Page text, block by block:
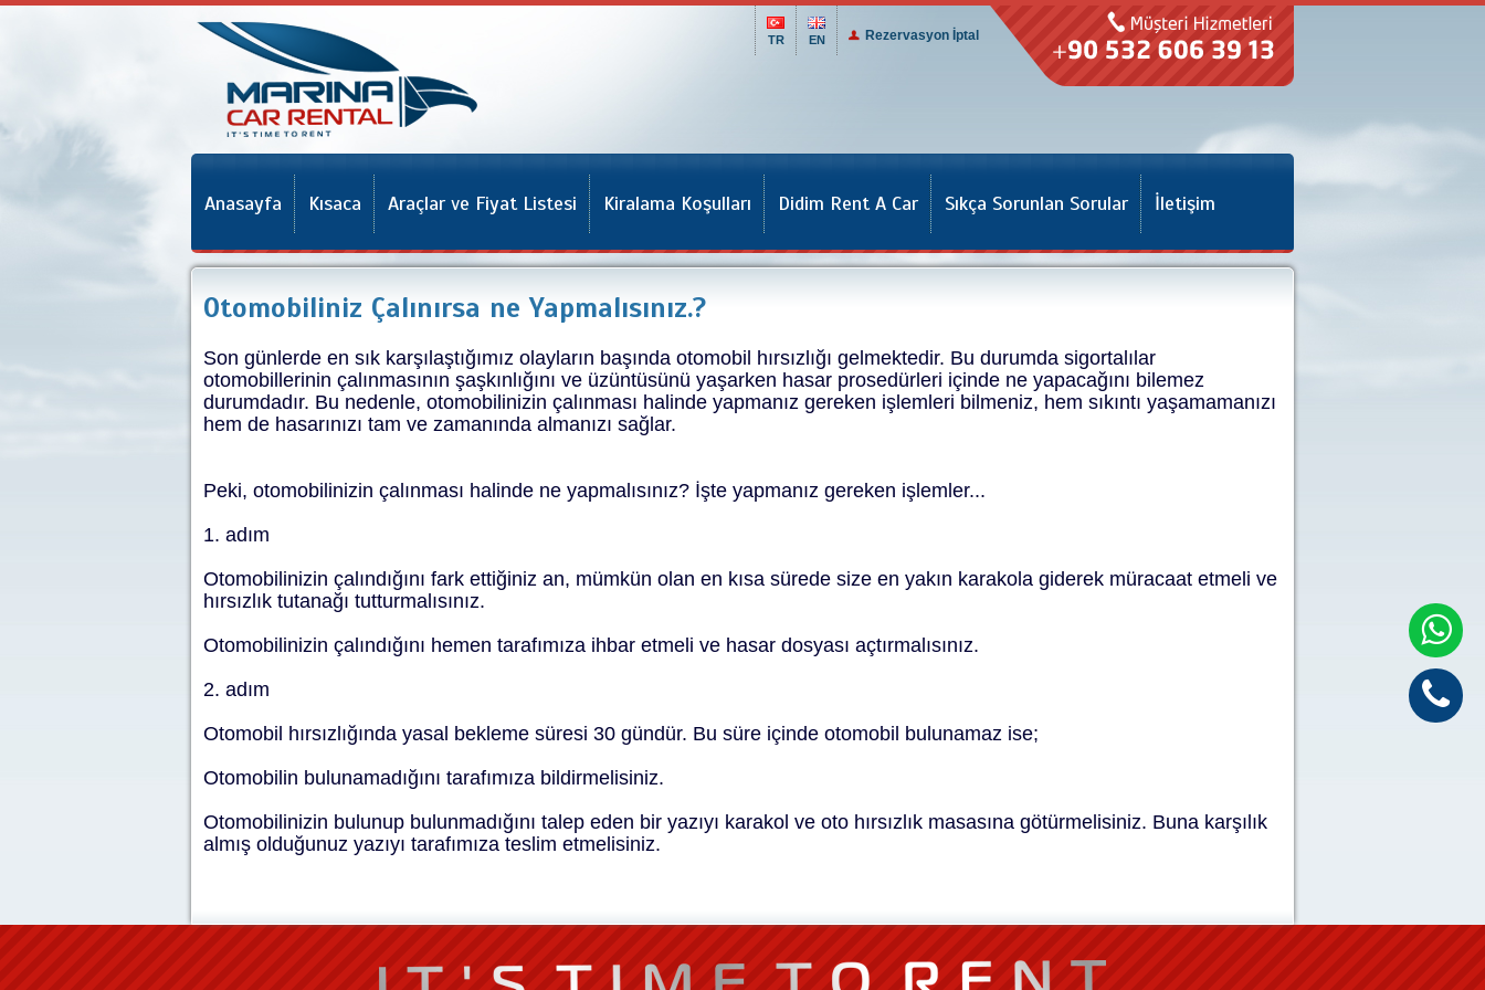
TR EN Rezervasyon İptal
Anasayfa Kısaca Araçlar ve Fiyat Listesi Kiralama Koşulları Didim Rent A Car Sıkça Sorunlan Sorular İletişim
Otomobiliniz Çalınırsa ne Yapmalısınız.?
Son günlerde en sık karşılaştığımız olayların başında otomobil hırsızlığı gelmektedir. Bu durumda sigortalılar
otomobillerinin çalınmasının şaşkınlığını ve üzüntüsünü yaşarken hasar prosedürleri içinde ne yapacağını bilemez
durumdadır. Bu nedenle, otomobilinizin çalınması halinde yapmanız gereken işlemleri bilmeniz, hem sıkıntı yaşamamanızı
hem de hasarınızı tam ve zamanında almanızı sağlar.
Peki, otomobilinizin çalınması halinde ne yapmalısınız? İşte yapmanız gereken işlemler...
1. adım
Otomobilinizin çalındığını fark ettiğiniz an, mümkün olan en kısa sürede size en yakın karakola giderek müracaat etmeli ve
hırsızlık tutanağı tutturmalısınız.
Otomobilinizin çalındığını hemen tarafımıza ihbar etmeli ve hasar dosyası açtırmalısınız.
2. adım
Otomobil hırsızlığında yasal bekleme süresi 30 gündür. Bu süre içinde otomobil bulunamaz ise;
Otomobilin bulunamadığını tarafımıza bildirmelisiniz.
Otomobilinizin bulunup bulunmadığını talep eden bir yazıyı karakol ve oto hırsızlık masasına götürmelisiniz. Buna karşılık
almış olduğunuz yazıyı tarafımıza teslim etmelisiniz.